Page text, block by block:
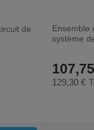
de
Ensemble
système
129,30 €